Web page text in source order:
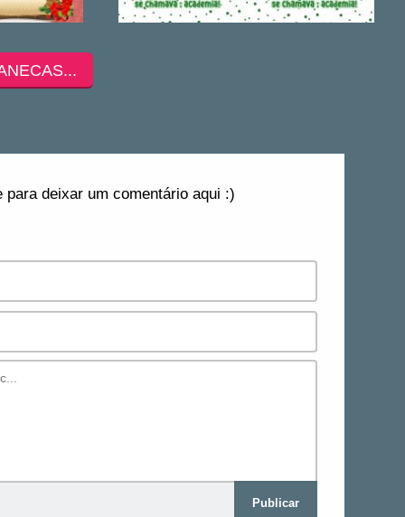
deixar um comentário aqui :)
Publicar